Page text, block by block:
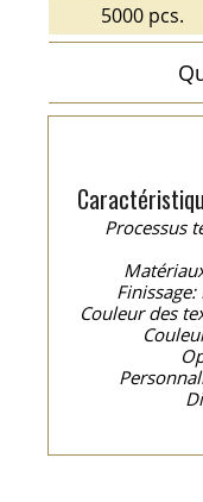
5000 pcs.
Processus
Couleur des